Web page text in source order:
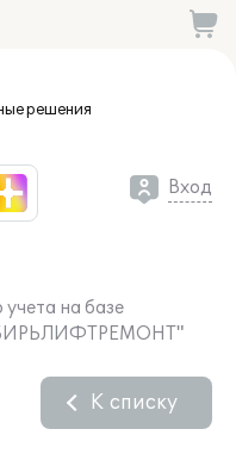
решения
Вход
на базе
К списку